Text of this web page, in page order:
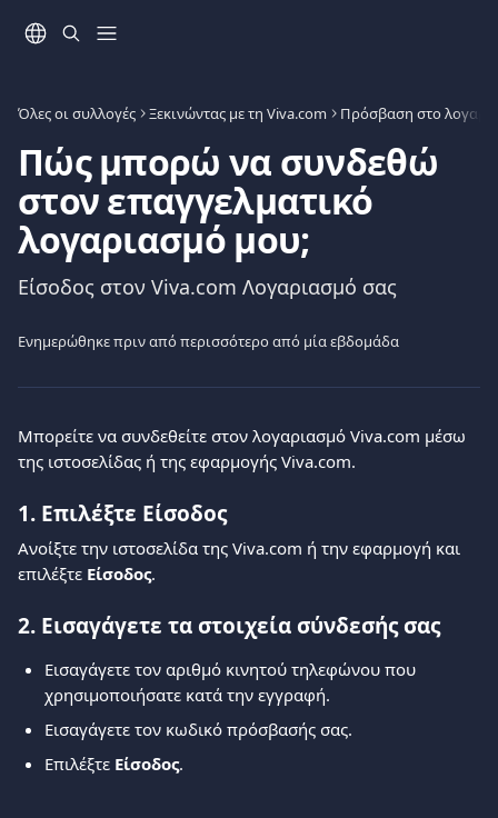
Όλες οι συλλογές Ξεκινώντας με τη Viva.com Πρόσβαση στο
Πώς μπορώ να συνδεθώ
στον επαγγελματικό
λογαριασμό μου;
Είσοδος στον Viva.com Λογαριασμό σας
Ενημερώθηκε πριν από περισσότερο από μία εβδομάδα
Μπορείτε να συνδεθείτε στον λογαριασμό Viva.com μέσω
της ιστοσελίδας ή της εφαρμογής Viva.com.
1. Επιλέξτε Είσοδος
Ανοίξτε την ιστοσελίδα της Viva.com ή την εφαρμογή και
επιλέξτε Είσοδος.
2. Εισαγάγετε τα στοιχεία σύνδεσής σας
Εισαγάγετε τον αριθμό κινητού τηλεφώνου που
χρησιμοποιήσατε κατά την εγγραφή.
Εισαγάγετε τον κωδικό πρόσβασής σας.
Επιλέξτε Είσοδος.